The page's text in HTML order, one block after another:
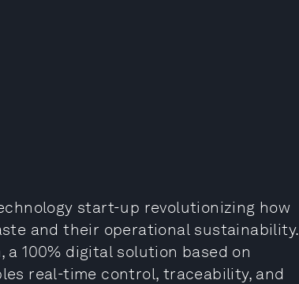
start-up revolutionizing how
and their operational sustainability.
100% digital solution based on
real-time control, traceability, and